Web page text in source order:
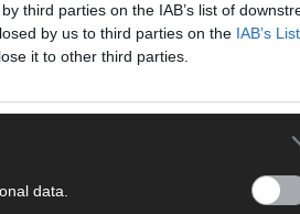
third parties on the IAB’s list of
by us to third parties on the IAB’s
it to other third parties.
data.
WERBE